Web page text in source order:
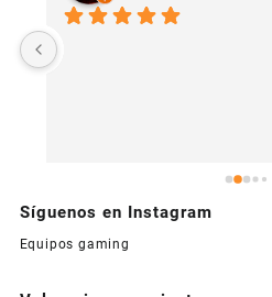
Síguenos en Instagram
Equipos gaming